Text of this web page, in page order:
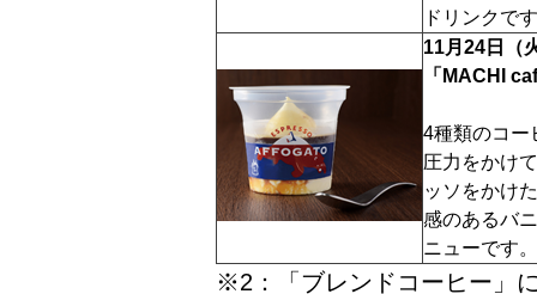
ドリンクで
11月24日（
「MACHI
4種類のコ
圧力をかけ
ッソをかけ
感のあるバ
ニューです。
※2：「ブレンドコーヒー」